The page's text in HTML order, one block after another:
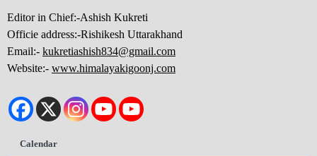
Editor in Chief:-Ashish Kukreti
Officie address:-Rishikesh Uttarakhand
Email:- kukretiashish834@gmail.com
Website:- www.himalayakigoonj.com
Calendar